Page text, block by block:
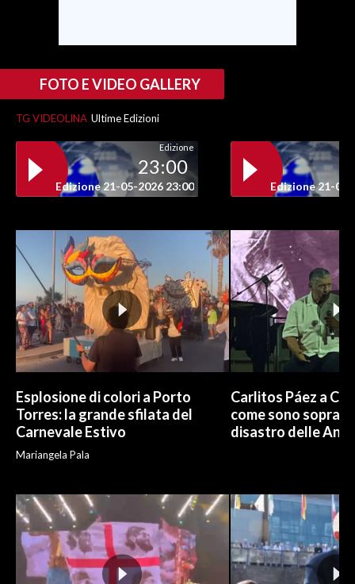
FOTO E VIDEO GALLERY
TG VIDEOLINA Ultime Edizioni
Edizione
23:00
Edizione 21-05-2026 23:00 Edizione 21-05-
Esplosione di colori a Porto
Torres: la grande sfilata del
Carnevale Estivo
Mariangela Pala
Carlitos Páez a
come sono
disastro delle